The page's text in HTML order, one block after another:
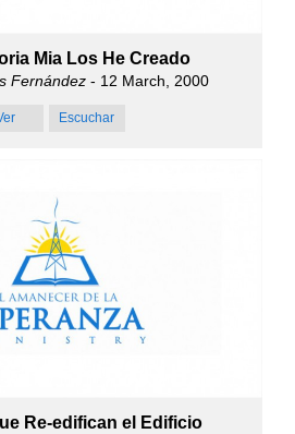
Mia Los He Creado
Fernández - 12 March, 2000
Escuchar
Re-edifican el Edificio